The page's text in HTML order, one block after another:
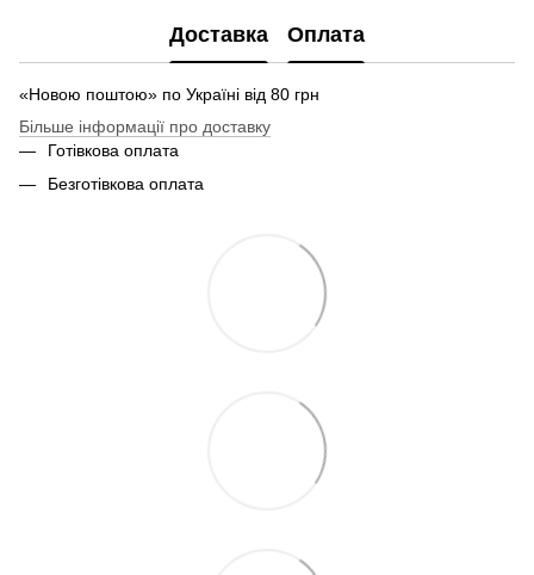
Доставка Оплата
«Новою поштою» по Україні від 80 грн
Більше інформації про доставку
Готівкова оплата
Безготівкова оплата